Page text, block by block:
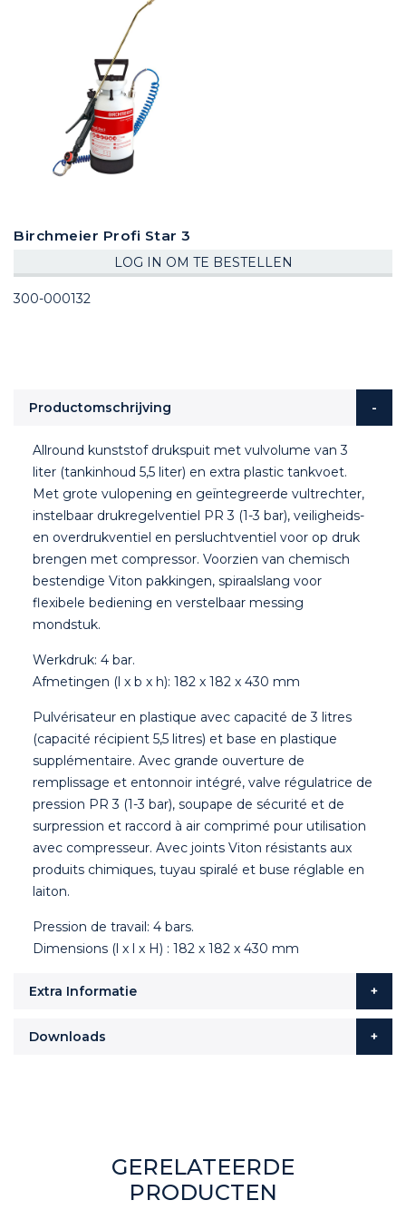
Birchmeier Profi Star 3
LOG IN OM TE BESTELLEN
300-000132
Productomschrijving
Allround kunststof drukspuit met vulvolume van 3
liter (tankinhoud 5,5 liter) en extra plastic tankvoet.
Met grote vulopening en geïntegreerde vultrechter,
instelbaar drukregelventiel PR 3 (1-3 bar), veiligheids-
en overdrukventiel en persluchtventiel voor op druk
brengen met compressor. Voorzien van chemisch
bestendige Viton pakkingen, spiraalslang voor
flexibele bediening en verstelbaar messing
mondstuk.
Werkdruk: 4 bar.
Afmetingen (l x b x h): 182 x 182 x 430 mm
Pulvérisateur en plastique avec capacité de 3 litres
(capacité récipient 5,5 litres) et base en plastique
supplémentaire. Avec grande ouverture de
remplissage et entonnoir intégré, valve régulatrice de
pression PR 3 (1-3 bar), soupape de sécurité et de
surpression et raccord à air comprimé pour utilisation
avec compresseur. Avec joints Viton résistants aux
produits chimiques, tuyau spiralé et buse réglable en
laiton.
Pression de travail: 4 bars.
Dimensions (l x l x H) : 182 x 182 x 430 mm
Extra Informatie
Downloads
GERELATEERDE
PRODUCTEN